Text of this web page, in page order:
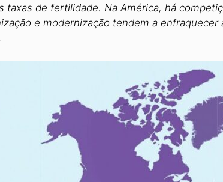
taxas de fertilidade. Na América, há
e modernização tendem a